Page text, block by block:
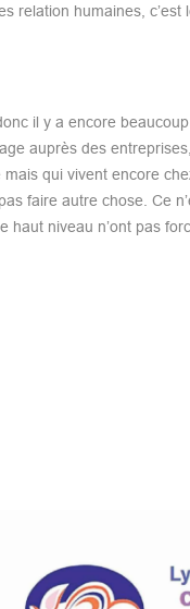
relation humaines, c’est
il y a encore
auprès des
qui vivent encore
faire autre chose. Ce
niveau n’ont pas